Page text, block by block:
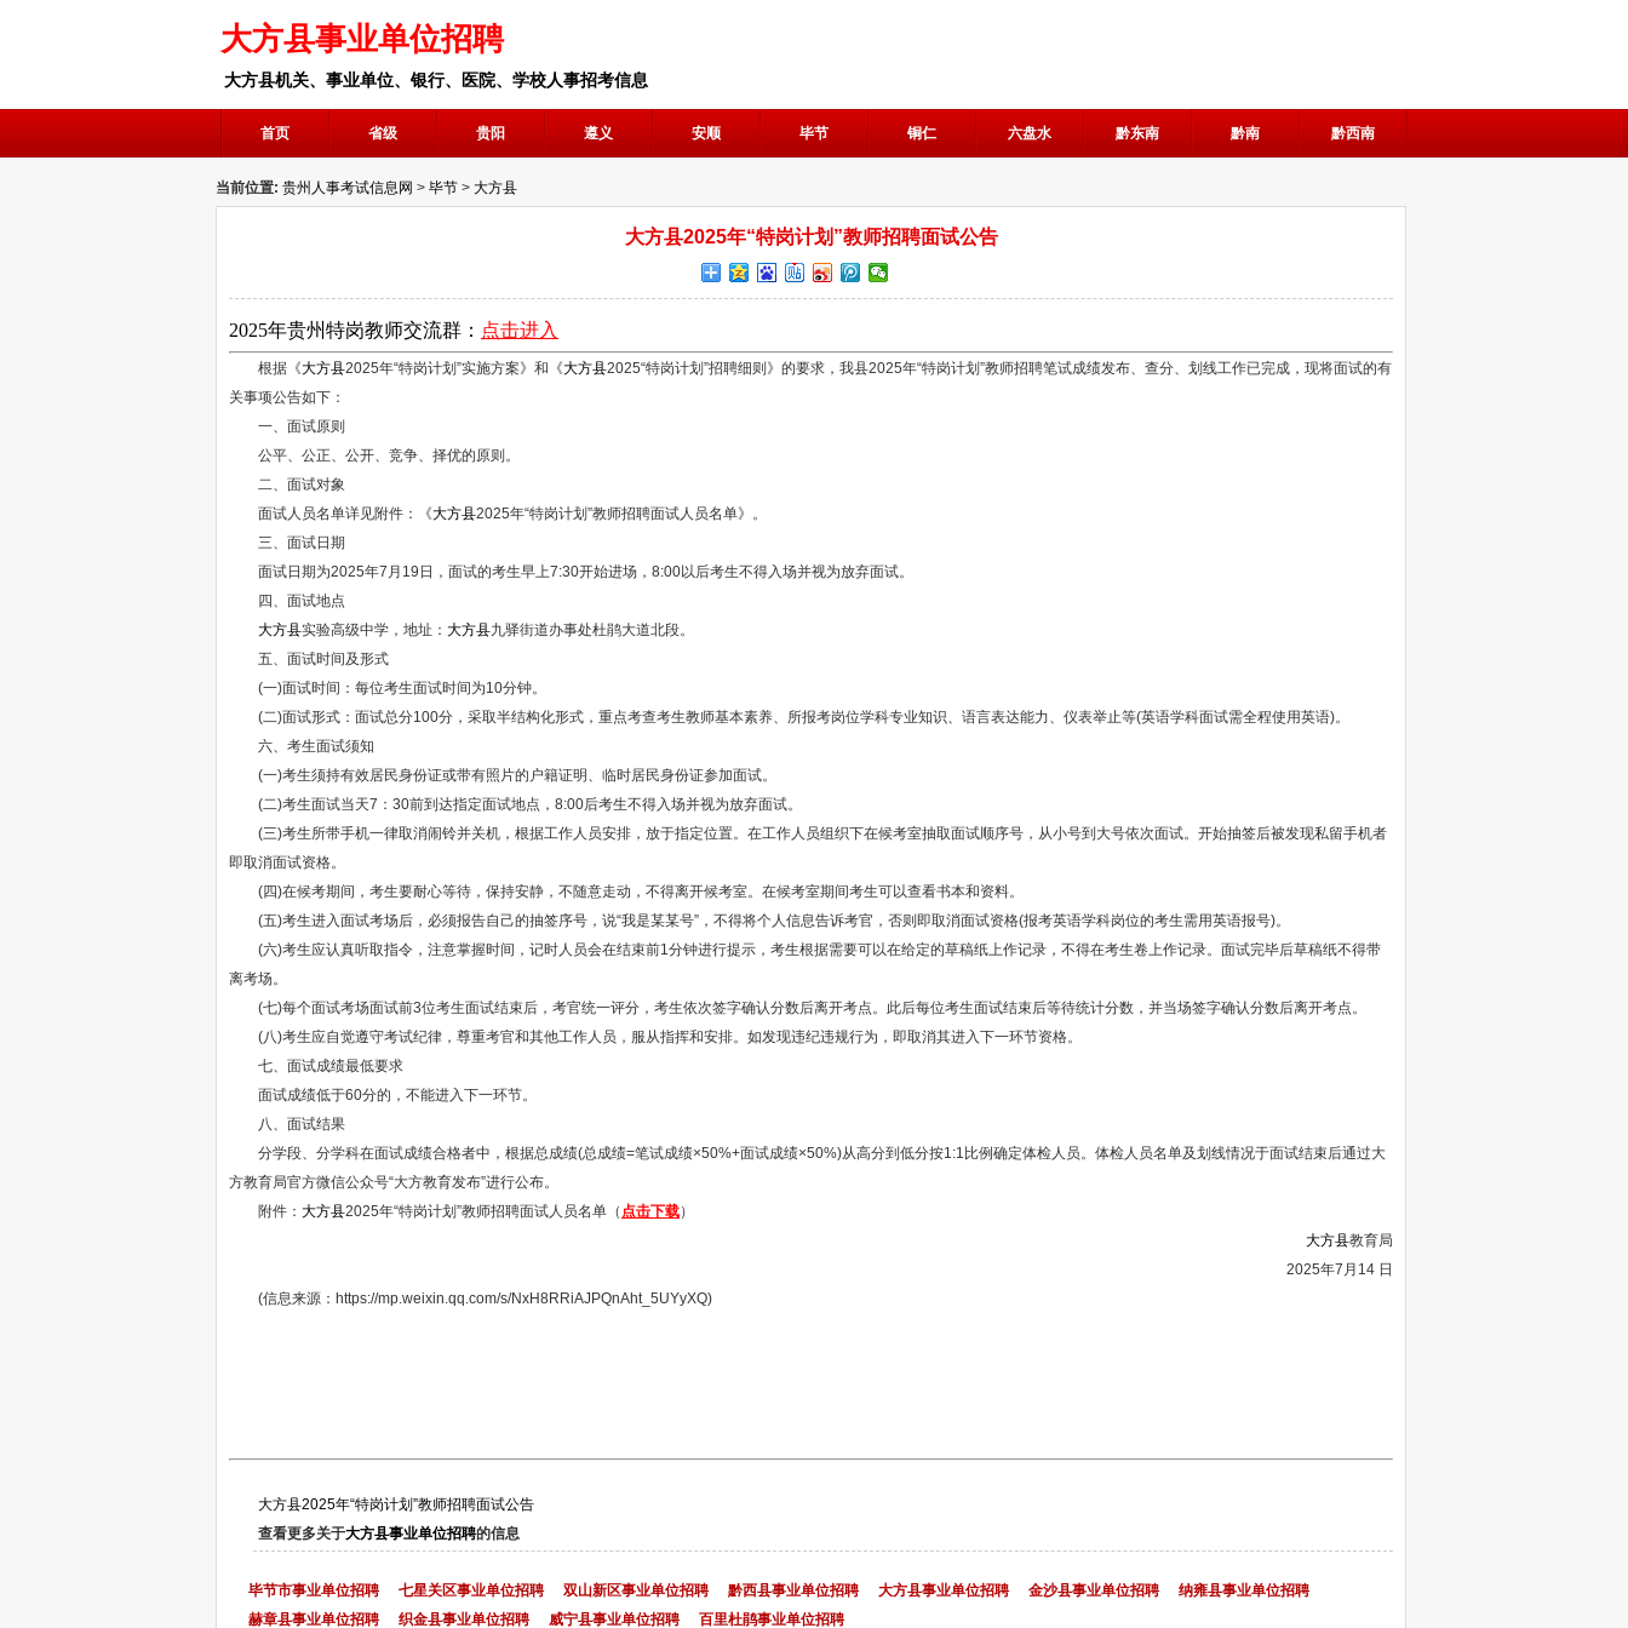
大方县事业单位招聘
大方县机关、事业单位、银行、医院、学校人事招考信息
首页 省级 贵阳 遵义 安顺 毕节 铜仁 六盘水 黔东南 黔南 黔西南
当前位置: 贵州人事考试信息网 > 毕节 > 大方县
大方县2025年“特岗计划”教师招聘面试公告
2025年贵州特岗教师交流群 ： 点击进入
根据《大方县2025年“特岗计划”实施方案》和《大方县2025“特岗计划”招聘细则》的要求，我县2025年“特岗计划”教师招聘笔试成绩发布、查分、划线工作已完成，现将面试的有
关事项公告如下：
一、面试原则
公平、公正、公开、竞争、择优的原则。
二、面试对象
面试人员名单详见附件：《大方县2025年“特岗计划”教师招聘面试人员名单》。
三、面试日期
面试日期为2025年7月19日，面试的考生早上7:30开始进场，8:00以后考生不得入场并视为放弃面试。
四、面试地点
大方县实验高级中学，地址： 大方县九驿街道办事处杜鹃大道北段。
五、面试时间及形式
(一)面试时间：每位考生面试时间为10分钟。
(二)面试形式：面试总分100分，采取半结构化形式，重点考查考生教师基本素养、所报考岗位学科专业知识、语言表达能力、仪表举止等(英语学科面试需全程使用英语)。
六、考生面试须知
(一)考生须持有效居民身份证或带有照片的户籍证明、临时居民身份证参加面试。
(二)考生面试当天7：30前到达指定面试地点，8:00后考生不得入场并视为放弃面试。
(三)考生所带手机一律取消闹铃并关机，根据工作人员安排，放于指定位置。在工作人员组织下在候考室抽取面试顺序号，从小号到大号依次面试。开始抽签后被发现私留手机者
即取消面试资格。
(四)在候考期间，考生要耐心等待，保持安静，不随意走动，不得离开候考室。在候考室期间考生可以查看书本和资料。
(五)考生进入面试考场后，必须报告自己的抽签序号，说“我是某某号”，不得将个人信息告诉考官，否则即取消面试资格(报考英语学科岗位的考生需用英语报号)。
(六)考生应认真听取指令，注意掌握时间，记时人员会在结束前1分钟进行提示，考生根据需要可以在给定的草稿纸上作记录，不得在考生卷上作记录。面试完毕后草稿纸不得带
离考场。
(七)每个面试考场面试前3位考生面试结束后，考官统一评分，考生依次签字确认分数后离开考点。此后每位考生面试结束后等待统计分数，并当场签字确认分数后离开考点。
(八)考生应自觉遵守考试纪律，尊重考官和其他工作人员，服从指挥和安排。如发现违纪违规行为，即取消其进入下一环节资格。
七、面试成绩最低要求
面试成绩低于60分的，不能进入下一环节。
八、面试结果
分学段、分学科在面试成绩合格者中，根据总成绩(总成绩=笔试成绩×50%+面试成绩×50%)从高分到低分按1:1比例确定体检人员。体检人员名单及划线情况于面试结束后通过大
方教育局官方微信公众号“大方教育发布”进行公布。
附件： 大方县2025年“特岗计划”教师招聘面试人员名单（ 点击下载）
大方县教育局
2025年7月14 日
(信息来源：https://mp.weixin.qq.com/s/NxH8RRiAJPQnAht_5UYyXQ)
大方县2025年“特岗计划”教师招聘面试公告
查看更多关于大方县事业单位招聘的信息
毕节市事业单位招聘 七星关区事业单位招聘 双山新区事业单位招聘 黔西县事业单位招聘 大方县事业单位招聘 金沙县事业单位招聘
纳雍县事业单位招聘
赫章县事业单位招聘
织金县事业单位招聘 威宁县事业单位招聘 百里杜鹃事业单位招聘